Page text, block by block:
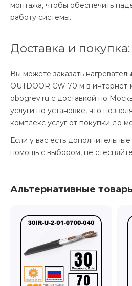
монтажа, чтобы обеспечить
работу системы.
Доставка и покупка:
Вы можете заказать
OUTDOOR CW 70 м в
obogrev.ru с доставкой по
услуги по установке, что
комплекс услуг от покупки до
Если у вас есть
помощь с выбором, не
Альтернативные